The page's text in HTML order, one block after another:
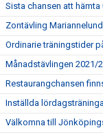
Sista chansen att
Zontävling
Ordinarie träningstider
Månadstävlingen 2021/
Restaurangchansen
Inställda
Välkomna till